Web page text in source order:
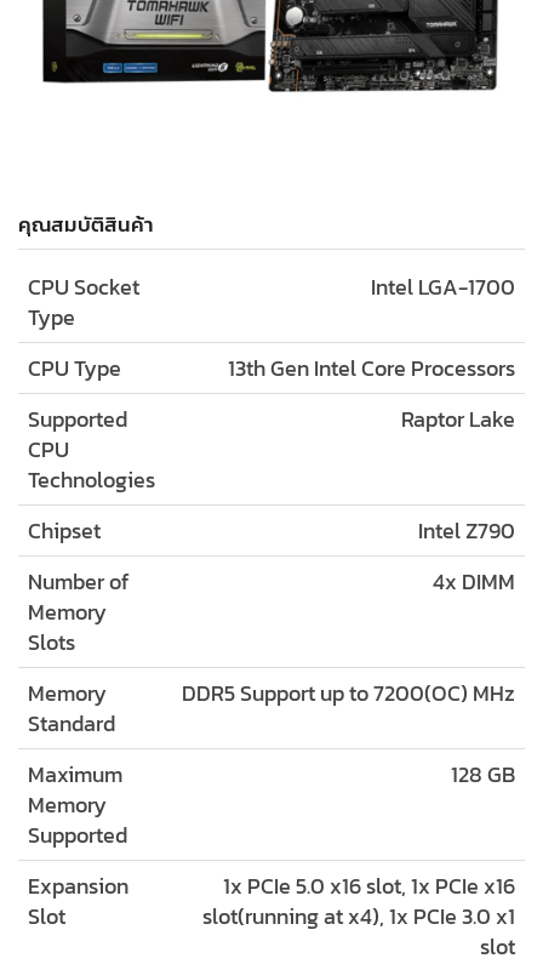
คุณสมบัติสินค้า
CPU Socket
Type
Intel LGA-1700
CPU Type
13th Gen Intel Core Processors
Supported
CPU
Technologies
Raptor Lake
Chipset
Intel Z790
Number of
Memory
Slots
4x DIMM
Memory
Standard
DDR5 Support up to 7200(OC) MHz
Maximum
Memory
Supported
128 GB
Expansion
Slot
1x PCIe 5.0 x16 slot, 1x PCIe x16
slot(running at x4), 1x PCIe 3.0 x1
slot